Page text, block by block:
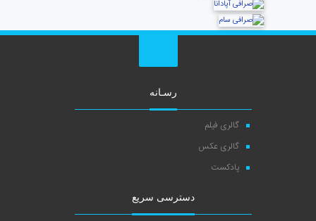
رسـانه
گالری فیلم
گالری عکس
پادکست
دسترسی سریع